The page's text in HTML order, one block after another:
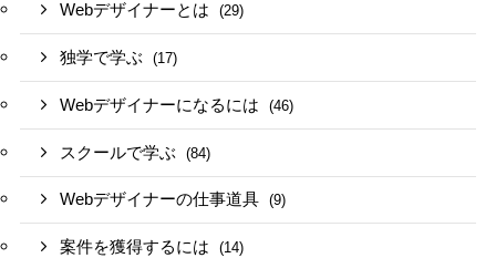
Webデザイナーとは (29)
独学で学ぶ (17)
Webデザイナーになるには (46)
スクールで学ぶ (84)
Webデザイナーの仕事道具 (9)
案件を獲得するには (14)